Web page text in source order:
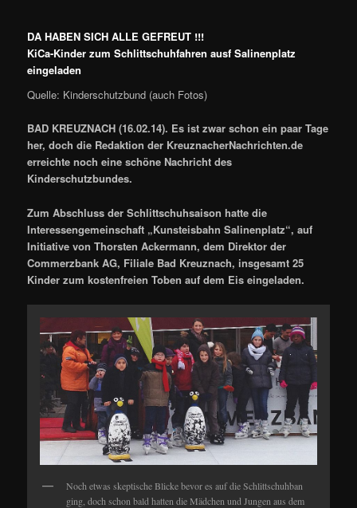
DA HABEN SICH ALLE GEFREUT !!!
KiCa-Kinder zum Schlittschuhfahren ausf Salinenplatz
eingeladen
Quelle: Kinderschutzbund (auch Fotos)
BAD KREUZNACH (16.02.14). Es ist zwar schon ein paar Tage
her, doch die Redaktion der KreuznacherNachrichten.de
erreichte noch eine schöne Nachricht des
Kinderschutzbundes.
Zum Abschluss der Schlittschuhsaison hatte die
Interessengemeinschaft „Kunsteisbahn Salinenplatz“, auf
Initiative von Thorsten Ackermann, dem Direktor der
Commerzbank AG, Filiale Bad Kreuznach, insgesamt 25
Kinder zum kostenfreien Toben auf dem Eis eingeladen.
Noch etwas skeptische Blicke bevor es auf die Schlittschuhban
ging, doch schon bald hatten die Mädchen und Jungen aus dem